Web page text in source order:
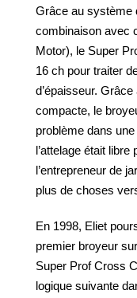
Grâce au système
combinaison avec
Motor), le Super
16 ch pour traiter
d’épaisseur.
compacte, le
problème dans
l’attelage était
l’entrepreneur de
plus de choses
En 1998, Eliet
premier broyeur
Super Prof Cross
logique suivante